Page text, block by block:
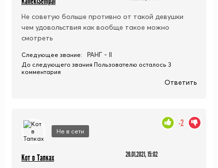
Не советую больше противно от такой девушки
чем удовольствия как вообще такое можно
смотреть
Следующее звание: РАНГ - II
До следующего звания Пользователю осталось 3
комментария
Ответить
Не в сети
Кот в Тапках 26.01.2021, 15:02
-2